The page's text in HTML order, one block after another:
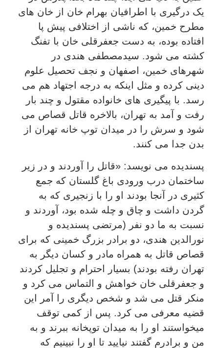
یک درگیری با اطرافیان بهرام خان از خان های
مطرح خمین، که ناشی از اختلافی پیش پا
افتاده بوده، به دست جعفرقلی خان با تفنگ
کشته می شود. سیدمصطفی هندی در
شهرهای خمین، اصفهان و نجف تحصیل علوم
دینی کرده و مثل اینکه به درجه اجتهاد هم می
رسد. با پیگیری های خانواده مقتول و چند بار
رفت و آمد به تهران، بالاخره قاتل قصاص می
شود و سرش را در میدان توپ خانه تهران از
بدن جدا می کنند.
پسندیده می نویسد: «قاتل را آوردند و در زیر
ساختمان درب ورودی باغ گلستان که جمع
کثیری در آنجا بودند او را با زنجیری که به
گردن داشت و چاق و چله شده بود، آوردند و
نسبت به ما دو نفر (مرتضی پسندیده و
نورالدین هندی، دو برادر بزرگ خمینی که برای
قصاص قاتل به همراه مادر و کسان دیگر به
تهران رفته بودند) بسیار احترام و تجلیل کردند
و جعفرقلی خان خواهش و التماس می کرد و
منکر قتل می شد و شخص دیگری را آمر این
قضیه معرفی می کرد. پس از کمی توقف
میخواستند او را به میدان توپخانه ببرند و به
من و برادرم گفتند نیایید تا او را نبینیم که